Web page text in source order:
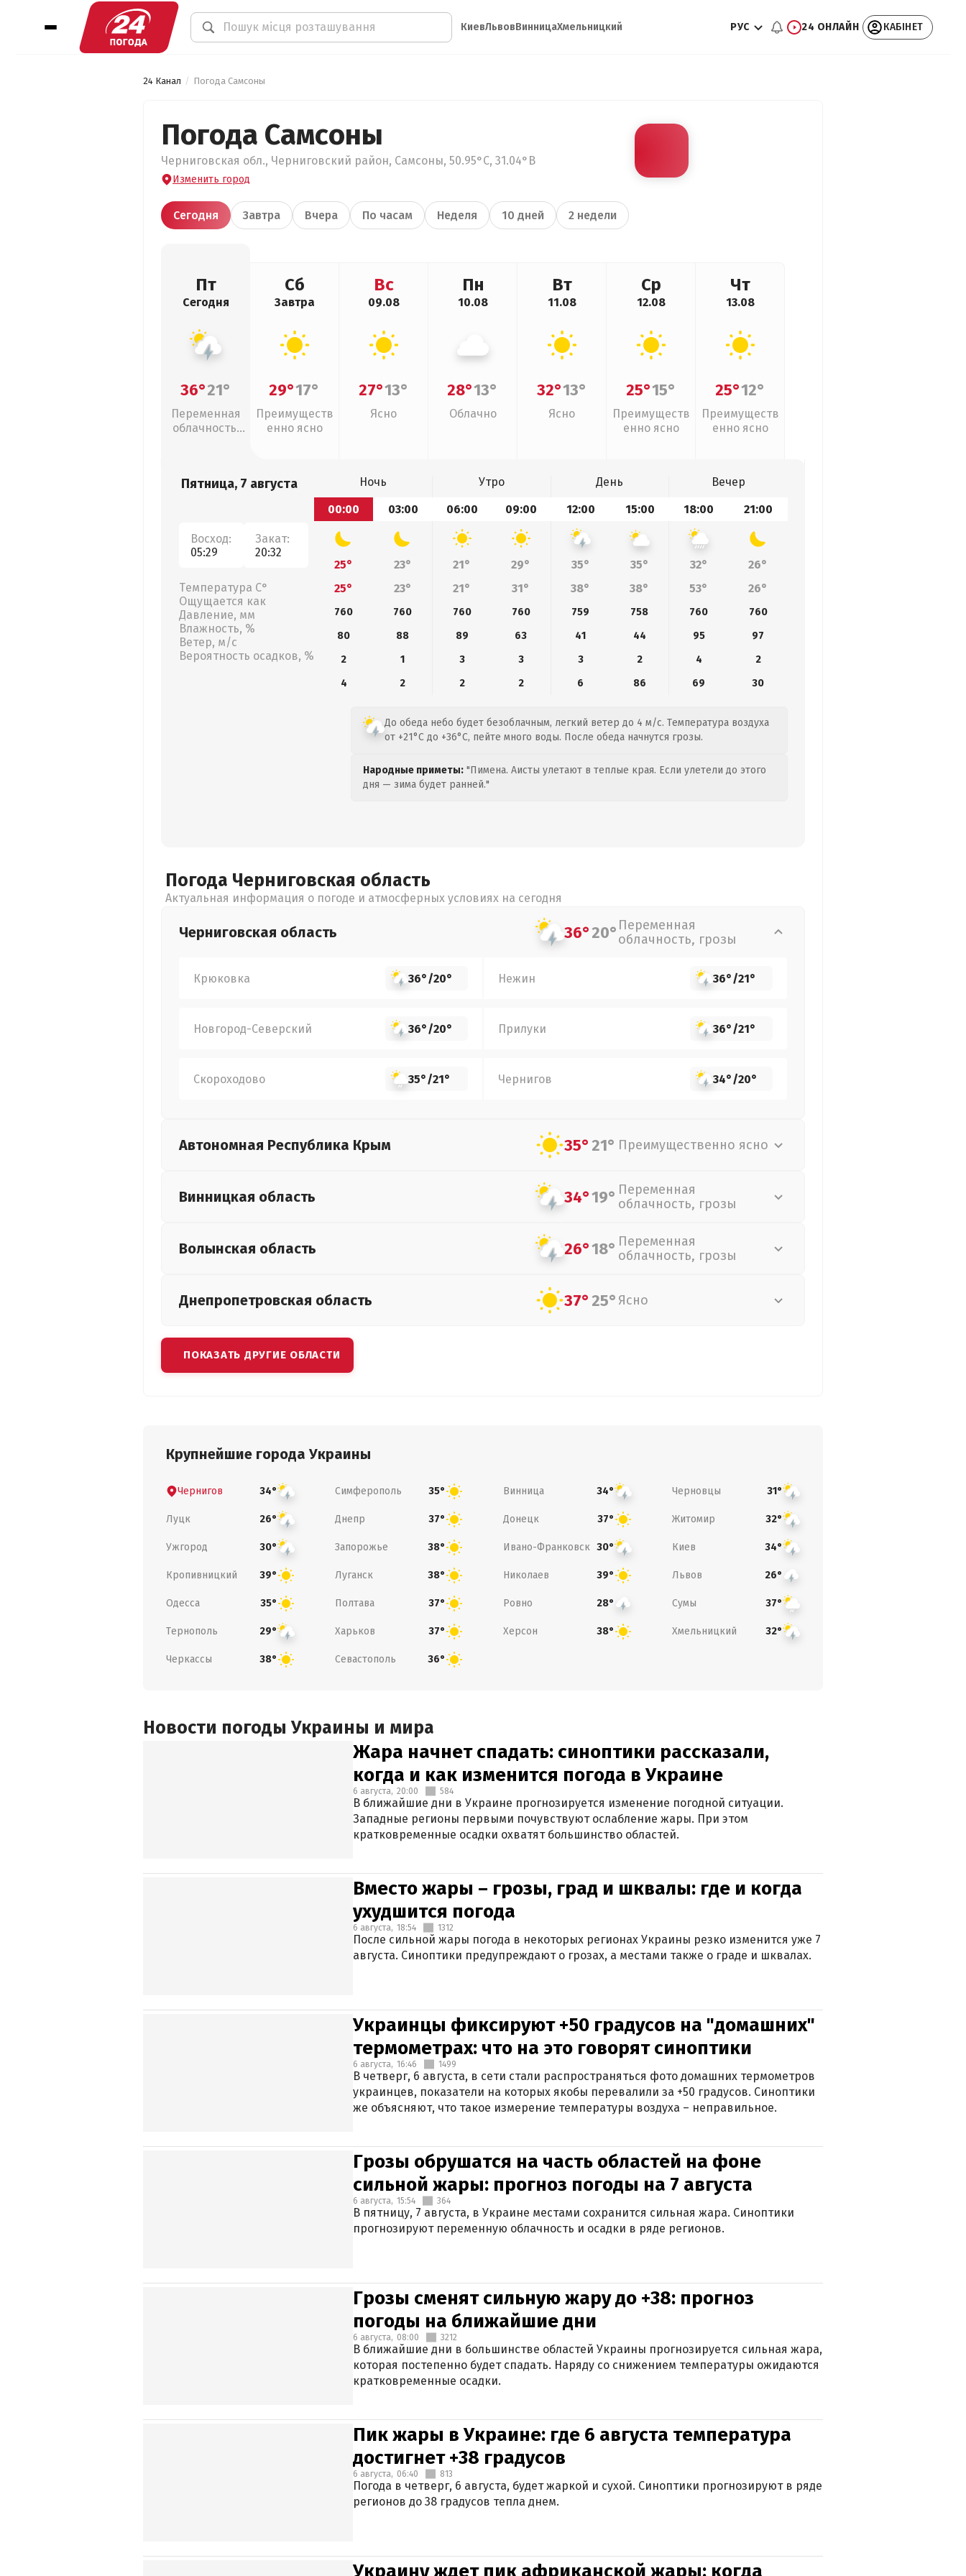
КиевЛьвовВинницаХмельницкий РУС 24 ОНЛАЙН КАБІНЕТ
24 Канал Погода Самсоны
Погода Самсоны
Черниговская обл., Черниговский район, Самсоны, 50.95°С, 31.04°В
Изменить город
Сегодня Завтра Вчера По часам Неделя 10 дней 2 недели
Пт
Сегодня
36°21°
Переменная
облачность,
Сб
Завтра
29°17°
Преимуществ
енно ясно
Вс
09.08
27°13°
Ясно
Пн
10.08
28°13°
Облачно
Вт
11.08
32°13°
Ясно
Ср
12.08
25°15°
Преимуществ
енно ясно
Чт
13.08
25°12°
Преимуществ
енно ясно
Пятница, 7 августа
Восход:
05:29
Закат:
20:32
Температура С°
Ощущается как
Давление, мм
Влажность, %
Ветер, м/с
Вероятность осадков, %
Ночь Утро День
Вечер
00:00
03:00 06:00 09:00 12:00 15:00 18:00 21:00
25° 23° 21° 29° 35° 35° 32°
26°
25°
23° 21° 31° 38° 38° 53° 26°
760 760 760 760 759 758 760
760
80
88 89 63 41 44 95
97
2
1 3 3 3 2 4
2
4
2 2 2 6 86 69 30
До обеда небо будет безоблачным, легкий ветер до 4 м/с. Температура воздуха
от +21°C до +36°C, пейте много воды. После обеда начнутся грозы.
Народные приметы: "Пимена. Аисты улетают в теплые края. Если улетели до этого
дня — зима будет ранней."
Погода Черниговская область
Актуальная информация о погоде и атмосферных условиях на сегодня
Черниговская область 36°20° Переменная
облачность, грозы
Крюковка 36°/20° Нежин 36°/21°
Новгород-Северский 36°/20° Прилуки 36°/21°
Скороходово 35°/21° Чернигов 34°/20°
Автономная Республика Крым 35°21° Преимущественно ясно
Винницкая область 34°19° Переменная
облачность, грозы
Волынская область 26°18° Переменная
облачность, грозы
Днепропетровская область 37°25° Ясно
ПОКАЗАТЬ ДРУГИЕ ОБЛАСТИ
Крупнейшие города Украины
Чернигов 34° Симферополь 35° Винница 34° Черновцы 31°
Луцк 26° Днепр 37° Донецк 37° Житомир 32°
Ужгород 30° Запорожье 38° Ивано-Франковск 30° Киев 34°
Кропивницкий 39° Луганск 38° Николаев 39° Львов 26°
Одесса 35° Полтава 37° Ровно 28° Сумы 37°
Тернополь 29° Харьков 37° Херсон 38° Хмельницкий 32°
Черкассы 38° Севастополь 36°
Новости погоды Украины и мира
Жара начнет спадать: синоптики рассказали,
когда и как изменится погода в Украине
6 августа, 20:00 584
В ближайшие дни в Украине прогнозируется изменение погодной ситуации.
Западные регионы первыми почувствуют ослабление жары. При этом
кратковременные осадки охватят большинство областей.
Вместо жары – грозы, град и шквалы: где и когда
ухудшится погода
6 августа, 18:54 1312
После сильной жары погода в некоторых регионах Украины резко изменится уже 7
августа. Синоптики предупреждают о грозах, а местами также о граде и шквалах.
Украинцы фиксируют +50 градусов на "домашних"
термометрах: что на это говорят синоптики
6 августа, 16:46 1499
В четверг, 6 августа, в сети стали распространяться фото домашних термометров
украинцев, показатели на которых якобы перевалили за +50 градусов. Синоптики
же объясняют, что такое измерение температуры воздуха – неправильное.
Грозы обрушатся на часть областей на фоне
сильной жары: прогноз погоды на 7 августа
6 августа, 15:54 364
В пятницу, 7 августа, в Украине местами сохранится сильная жара. Синоптики
прогнозируют переменную облачность и осадки в ряде регионов.
Грозы сменят сильную жару до +38: прогноз
погоды на ближайшие дни
6 августа, 08:00 3212
В ближайшие дни в большинстве областей Украины прогнозируется сильная жара,
которая постепенно будет спадать. Наряду со снижением температуры ожидаются
кратковременные осадки.
Пик жары в Украине: где 6 августа температура
достигнет +38 градусов
6 августа, 06:40 813
Погода в четверг, 6 августа, будет жаркой и сухой. Синоптики прогнозируют в ряде
регионов до 38 градусов тепла днем.
Украину ждет пик африканской жары: когда